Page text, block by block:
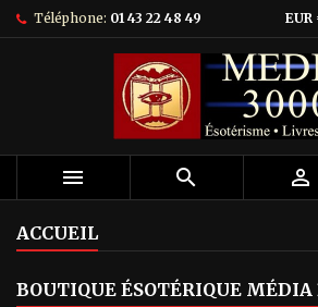
Téléphone: 01 43 22 48 49 EUR
  
ACCUEIL
BOUTIQUE ÉSOTÉRIQUE